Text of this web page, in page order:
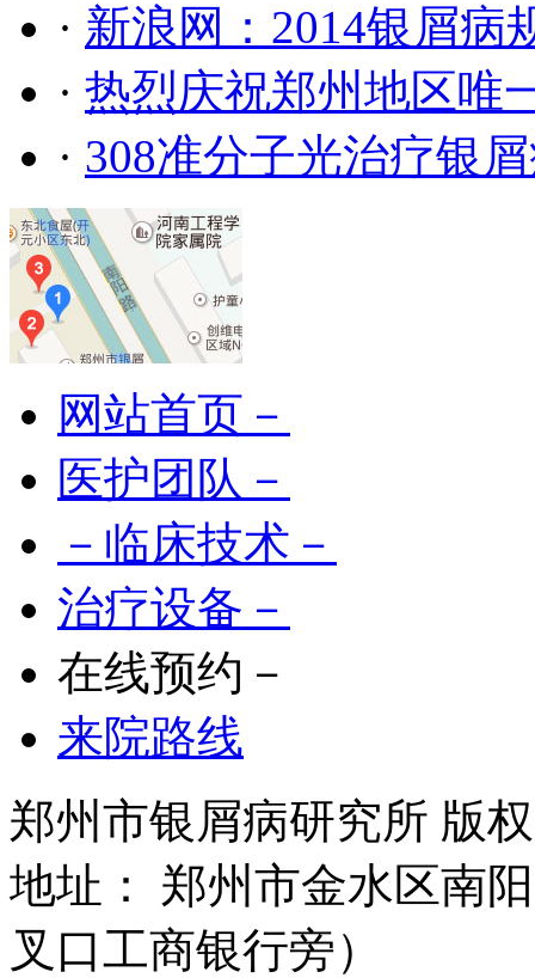
· 新浪网：2014银屑病
· 热烈庆祝郑州地区唯
· 308准分子光治疗银
网站首页－
医护团队－
－临床技术－
治疗设备－
在线预约－
来院路线
郑州市银屑病研究所 版
地址： 郑州市金水区南
叉口工商银行旁）